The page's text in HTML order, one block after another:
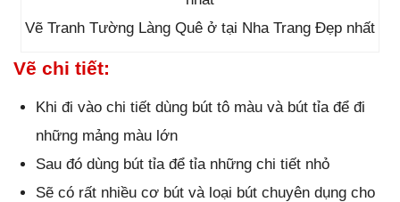
Vẽ Tranh Tường Làng Quê ở tại Nha Trang Đẹp nhất
Vẽ chi tiết:
Khi đi vào chi tiết dùng bút tô màu và bút tỉa để đi
những mảng màu lớn
Sau đó dùng bút tỉa để tỉa những chi tiết nhỏ
Sẽ có rất nhiều cơ bút và loại bút chuyên dụng cho